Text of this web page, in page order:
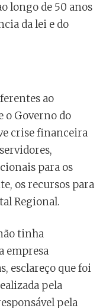
longo de 50 anos
da lei e do
ao
o Governo do
crise financeira
para os
os recursos para
Regional.
tinha
empresa
esclareço que foi
pela
pela